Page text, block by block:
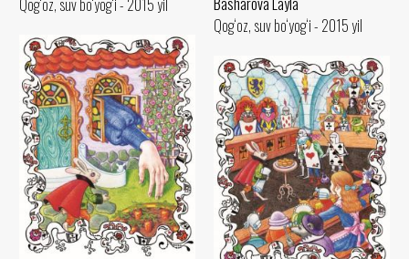
Qog‘oz, suv bo‘yog‘i - 2015 yil
Qog‘oz, suv bo‘yog‘i - 2015 yil